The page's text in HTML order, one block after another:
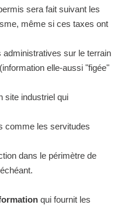
sera fait suivant les
même si ces taxes ont
administratives sur le terrain
elle-aussi "figée"
site industriel qui
comme les servitudes
dans le périmètre de
qui fournit les